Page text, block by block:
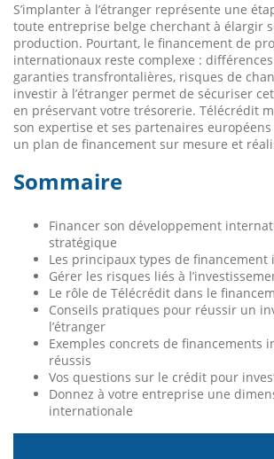
S’implanter à l’étranger représente une
toute entreprise belge cherchant à élargir
production. Pourtant, le financement de
internationaux reste complexe :
garanties transfrontalières, risques de
investir à l’étranger permet de sécuriser
en préservant votre trésorerie. Télécrédit
son expertise et ses partenaires
un plan de financement sur mesure et
Sommaire
Financer son développement
stratégique
Les principaux types de
Gérer les risques liés à
Le rôle de Télécrédit dans le
Conseils pratiques pour réussir un
l’étranger
Exemples concrets de financements
réussis
Vos questions sur le crédit pour
Donnez à votre entreprise une
internationale